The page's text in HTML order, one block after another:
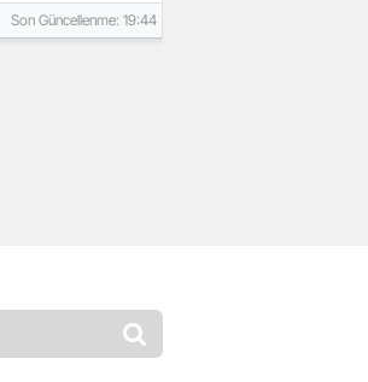
Son Güncellenme: 19:44